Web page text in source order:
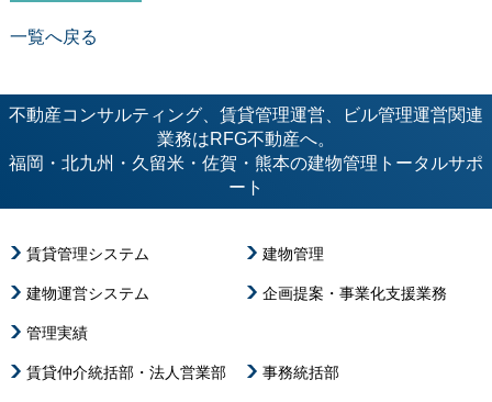
一覧へ戻る
不動産コンサルティング、賃貸管理運営、ビル管理運営関連
業務はRFG不動産へ。
福岡・北九州・久留米・佐賀・熊本の建物管理トータルサポ
ート
賃貸管理システム 建物管理
建物運営システム 企画提案・事業化支援業務
管理実績
賃貸仲介統括部・法人営業部 事務統括部